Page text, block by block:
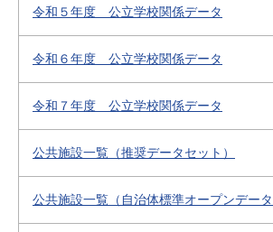
令和５年度 公立学校関係データ
令和６年度 公立学校関係データ
令和７年度 公立学校関係データ
公共施設一覧（推奨データセット）
公共施設一覧（自治体標準オープンデータ